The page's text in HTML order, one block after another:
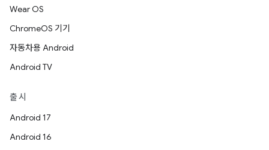
Wear OS
ChromeOS 기기
자동차용 Android
Android TV
출시
Android 17
Android 16